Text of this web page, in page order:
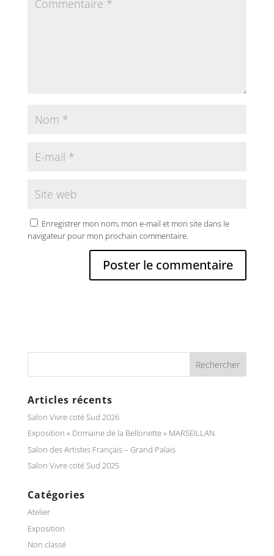
Enregistrer mon nom, mon e-mail et mon site dans le
navigateur pour mon prochain commentaire.
Articles récents
Salon Vivre coté Sud 2026
Exposition « Domaine de la Bellonette » MARSEILLAN
Salon des Artistes Français – Grand Palais
Salon Vivre coté Sud 2025
Catégories
Atelier
Exposition
Non classé